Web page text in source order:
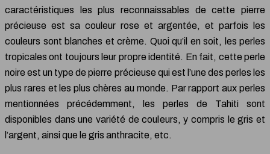
caractéristiques les plus reconnaissables de cette pierre
précieuse est sa couleur rose et argentée, et parfois les
couleurs sont blanches et crème. Quoi qu’il en soit, les perles
tropicales ont toujours leur propre identité. En fait, cette perle
noire est un type de pierre précieuse qui est l’une des perles les
plus rares et les plus chères au monde. Par rapport aux perles
mentionnées précédemment, les perles de Tahiti sont
disponibles dans une variété de couleurs, y compris le gris et
l’argent, ainsi que le gris anthracite, etc.